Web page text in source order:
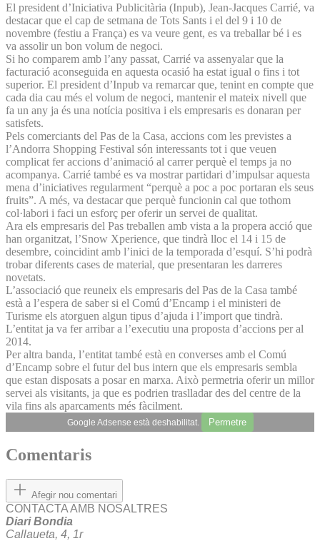
El president d’Iniciativa Publicitària (Inpub), Jean-Jacques Carrié, va
destacar que el cap de setmana de Tots Sants i el del 9 i 10 de
novembre (festiu a França) es va veure gent, es va treballar bé i es
va assolir un bon volum de negoci.
Si ho comparem amb l’any passat, Carrié va assenyalar que la
facturació aconseguida en aquesta ocasió ha estat igual o fins i tot
superior. El president d’Inpub va remarcar que, tenint en compte que
cada dia cau més el volum de negoci, mantenir el mateix nivell que
fa un any ja és una notícia positiva i els empresaris es donaran per
satisfets.
Pels comerciants del Pas de la Casa, accions com les previstes a
l’Andorra Shopping Festival són interessants tot i que veuen
complicat fer accions d’animació al carrer perquè el temps ja no
acompanya. Carrié també es va mostrar partidari d’impulsar aquesta
mena d’iniciatives regularment “perquè a poc a poc portaran els seus
fruits”. A més, va destacar que perquè funcionin cal que tothom
col·labori i faci un esforç per oferir un servei de qualitat.
Ara els empresaris del Pas treballen amb vista a la propera acció que
han organitzat, l’Snow Xperience, que tindrà lloc el 14 i 15 de
desembre, coincidint amb l’inici de la temporada d’esquí. S’hi podrà
trobar diferents cases de material, que presentaran les darreres
novetats.
L’associació que reuneix els empresaris del Pas de la Casa també
està a l’espera de saber si el Comú d’Encamp i el ministeri de
Turisme els atorguen algun tipus d’ajuda i l’import que tindrà.
L’entitat ja va fer arribar a l’executiu una proposta d’accions per al
2014.
Per altra banda, l’entitat també està en converses amb el Comú
d’Encamp sobre el futur del bus intern que els empresaris sembla
que estan disposats a posar en marxa. Això permetria oferir un millor
servei als visitants, ja que es podrien traslladar des del centre de la
vila fins als aparcaments més fàcilment.
Google Adsense està deshabilitat. Permetre
Comentaris
Afegir nou comentari
CONTACTA AMB NOSALTRES
Diari Bondia
Callaueta, 4, 1r